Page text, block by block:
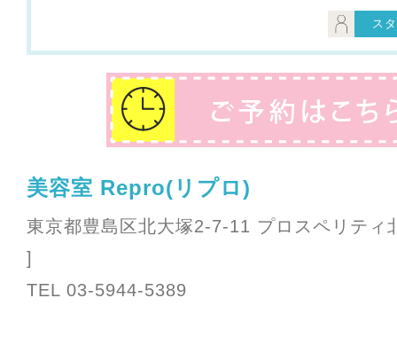
ス
美容室 Repro(リプロ)
東京都豊島区北大塚2-7-11 プロスペリテ
]
TEL 03-5944-5389